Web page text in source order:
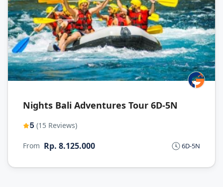
Nights Bali Adventures Tour 6D-5N
5 (15 Reviews)
6D-5N
From Rp. 8.125.000